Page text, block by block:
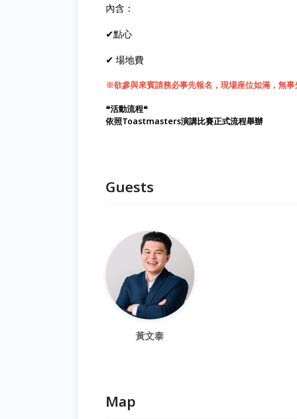
內含：
✔︎點心
✔︎ 場地費
※欲參與來賓請務必事先報名，現場座位如滿，無事
❝活動流程❝
依照Toastmasters演講比賽正式流程舉辦
Guests
黃文泰
Map